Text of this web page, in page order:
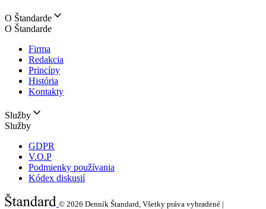
O Štandarde
O Štandarde
Firma
Redakcia
Princípy
História
Kontakty
Služby
Služby
GDPR
V.O.P
Podmienky používania
Kódex diskusií
© 2026 Denník Štandard, Všetky práva vyhradené |